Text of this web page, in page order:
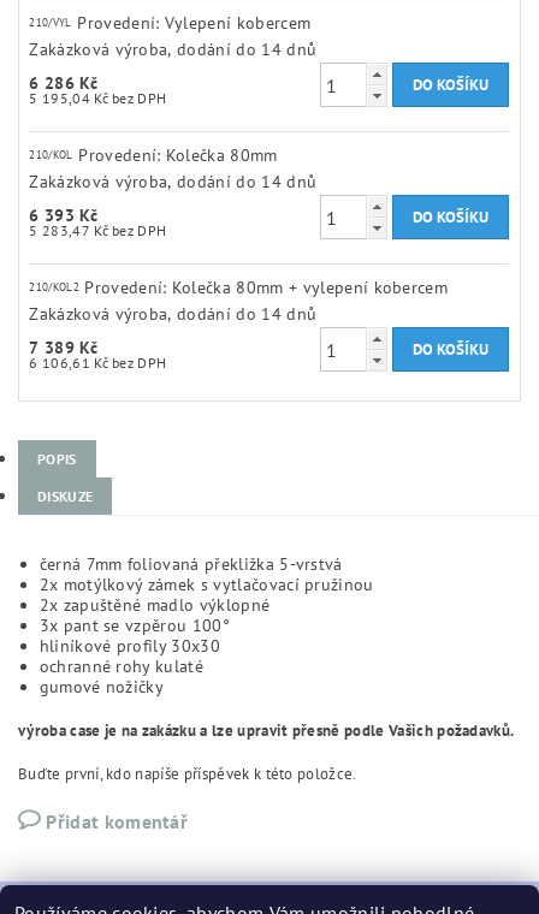
210/VYL
Provedení: Vylepení kobercem
Zakázková výroba, dodání do 14 dnů
6 286 Kč
5 195,04 Kč bez DPH
210/KOL
Provedení: Kolečka 80mm
Zakázková výroba, dodání do 14 dnů
6 393 Kč
5 283,47 Kč bez DPH
210/KOL2 Provedení: Kolečka 80mm + vylepení kobercem
Zakázková výroba, dodání do 14 dnů
7 389 Kč
6 106,61 Kč bez DPH
POPIS
DISKUZE
černá 7mm foliovaná překližka 5-vrstvá
2x motýlkový zámek s vytlačovací pružinou
2x zapuštěné madlo výklopné
3x pant se vzpěrou 100°
hliníkové profily 30x30
ochranné rohy kulaté
gumové nožičky
výroba case je na zakázku a lze upravit přesně podle Vašich požadavků.
Buďte první, kdo napíše příspěvek k této položce.
Přidat komentář